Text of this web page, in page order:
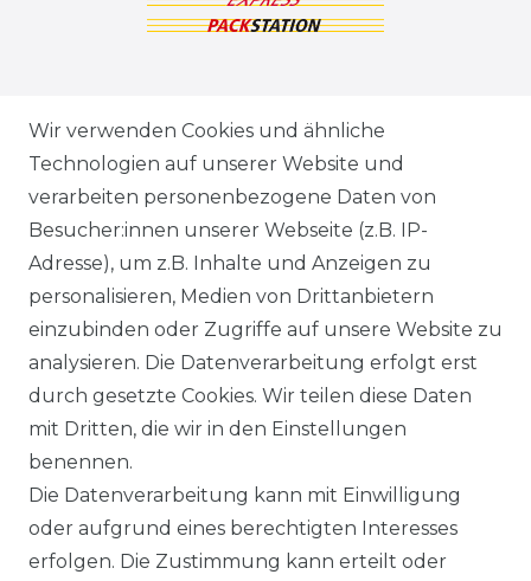
VERSANDARTEN & -KOSTEN
GEWERBETREIBENDE?
HILFE
KONTAKT
ANFAHRT
WIDERRUFS­FORMULAR
Wir verwenden Cookies und ähnliche
Technologien auf unserer Website und
verarbeiten personenbezogene Daten von
Besucher:innen unserer Webseite (z.B. IP-
Adresse), um z.B. Inhalte und Anzeigen zu
personalisieren, Medien von Drittanbietern
einzubinden oder Zugriffe auf unsere Website zu
analysieren. Die Datenverarbeitung erfolgt erst
durch gesetzte Cookies. Wir teilen diese Daten
mit Dritten, die wir in den Einstellungen
benennen.
Die Datenverarbeitung kann mit Einwilligung
oder aufgrund eines berechtigten Interesses
erfolgen. Die Zustimmung kann erteilt oder